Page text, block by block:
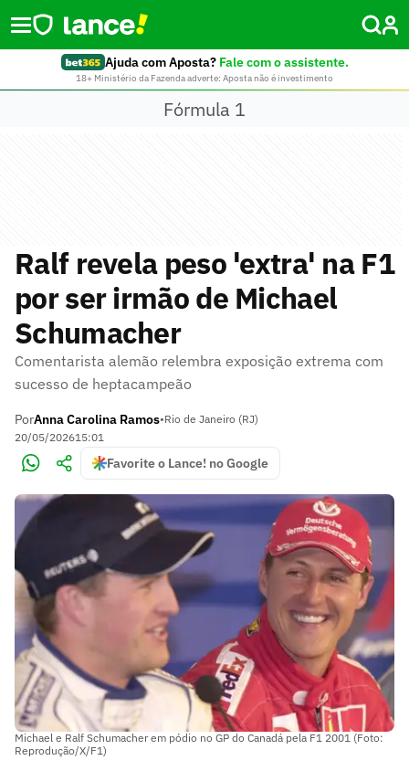
Ajuda com Aposta? Fale com o assistente.
18+ Ministério da Fazenda adverte: Aposta não é investimento
Fórmula 1
Ralf revela peso 'extra' na F1
por ser irmão de Michael
Schumacher
Comentarista alemão relembra exposição extrema com
sucesso de heptacampeão
PorAnna Carolina Ramos•Rio de Janeiro (RJ)
20/05/202615:01
Favorite o Lance! no Google
Michael e Ralf Schumacher em pódio no GP do Canadá pela F1 2001 (Foto:
Reprodução/X/F1)